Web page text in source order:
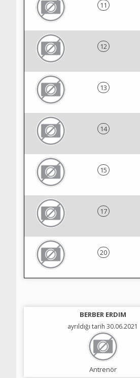
11
12
13
14
15
17
20
BERBER ERDIM
ayrıldığı tarih 30.06.2021
Antrenör